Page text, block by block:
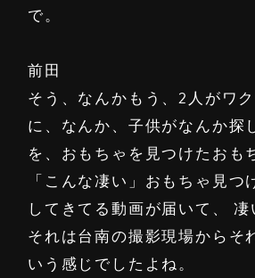
で。
前田
そう、なんかもう、2人がワ
に、なんか、子供がなんか探
を、おもちゃを見つけたおも
「こんな凄い」おもちゃ見つ
してきてる動画が届いて、 凄
それは台南の撮影現場からそ
いう感じでしたよね。